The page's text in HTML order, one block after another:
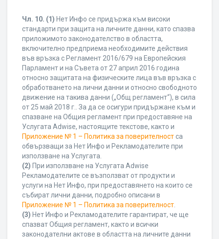
Чл. 10. (1) Нет Инфо се придържа към високи
стандарти при защита на личните данни, като спазва
приложимото законодателство в областта,
включително предприема необходимите действия
във връзка с Регламент 2016/679 на Европейския
Парламент и на Съвета от 27 април 2016 година
относно защитата на физическите лица във връзка с
обработването на лични данни и относно свободното
движение на такива данни („Общ регламент“), в сила
от 25 май 2018 г.. За да се осигури придържане към и
спазване на Общия регламент при предоставяне на
Услугата Adwise, настоящите текстове, както и
Приложение № 1 – Политика за поверителностса
обвързващи за Нет Инфо и Рекламодателите при
използване на Услугата.
(2) При използване на Услугата Adwise
Рекламодателите се възползват от продукти и
услуги на Нет Инфо, при предоставянето на които се
събират лични данни, подробно описани в
Приложение № 1 – Политика за поверителност
(3) Нет Инфо и Рекламодателите гарантират, че ще
спазват Общия регламент, както и всички
законодателни актове в областта на личните данни